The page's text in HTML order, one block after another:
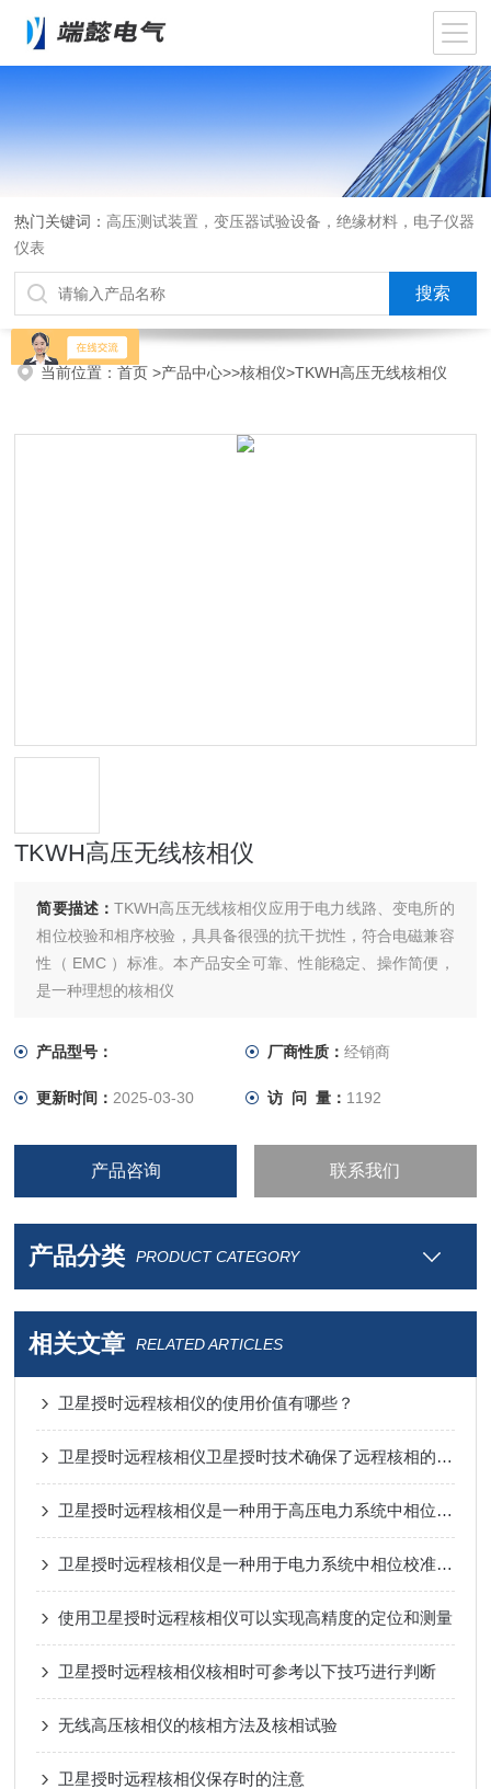
热门关键词： 高压测试装置，变压器试验设备，绝缘材料，电子仪器
仪表
当前位置：首页>产品中心>>核相仪>TKWH高压无线核相仪
TKWH高压无线核相仪
简要描述：TKWH高压无线核相仪应用于电力线路、变电所的
相位校验和相序校验，具具备很强的抗干扰性，符合电磁兼容
性（ EMC ）标准。本产品安全可靠、性能稳定、操作简便，
是一种理想的核相仪
产品型号： 厂商性质： 经销商
更新时间： 2025-03-30 访 问 量： 1192
产品咨询 联系我们
产品分类 PRODUCT CATEGORY
相关文章 RELATED ARTICLES
卫星授时远程核相仪的使用价值有哪些？
卫星授时远程核相仪卫星授时技术确保了远程核相的准确性和可靠性
卫星授时远程核相仪是一种用于高压电力系统中相位测量的先进设备
卫星授时远程核相仪是一种用于电力系统中相位校准和核准的高科技设备
使用卫星授时远程核相仪可以实现高精度的定位和测量
卫星授时远程核相仪核相时可参考以下技巧进行判断
无线高压核相仪的核相方法及核相试验
卫星授时远程核相仪保存时的注意